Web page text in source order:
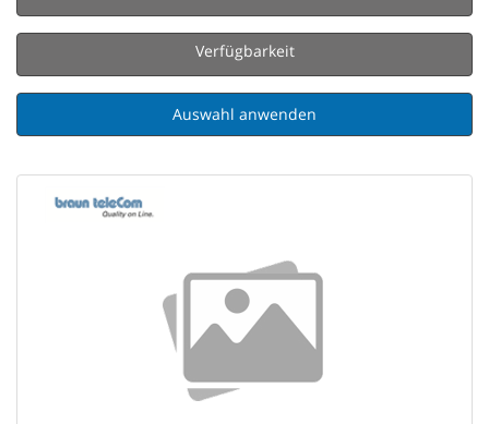
Verfügbarkeit